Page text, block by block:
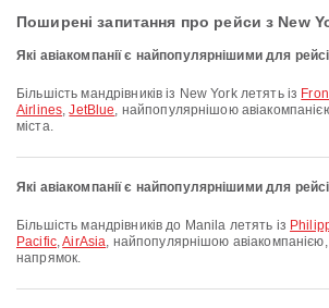
Поширені запитання про рейси з New
Які авіакомпанії є найпопулярнішими для
Більшість мандрівників із New York летять із
Airlines,JetBlue, найпопулярнішою
міста.
Які авіакомпанії є найпопулярнішими для
Більшість мандрівників до Manila летять із
Pacific,AirAsia, найпопулярнішою
напрямок.